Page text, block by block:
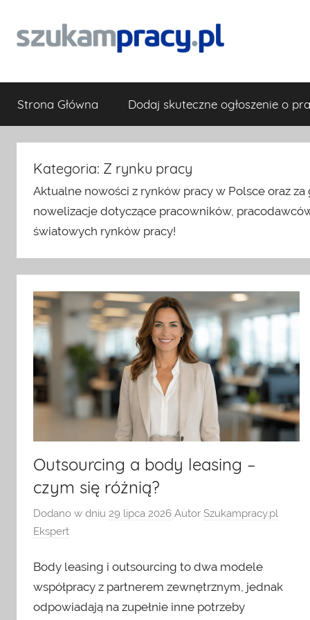
content
Blog
Szukampracy.pl
Artykuły
rynku
pracy
HR
dla
pracodawcy
blog
powstał
myślą
Pracodawcach,
Pracownikach
Kandydatach
zapoznawania
ogłoszeniami
pracę.
Można
znaleźć
artykuły
rynku
pracy,
dziedziny
zarządzania,
Strona Główna Dodaj skuteczne ogłoszenie o
Kategoria: Z rynku pracy
Aktualne nowości z rynków pracy w Polsce oraz
nowelizacje dotyczące pracowników,
światowych rynków pracy!
Outsourcing a body leasing –
czym się różnią?
Dodano w dniu 29 lipca 2026 Autor Szukampracy.pl
Ekspert
Body leasing i outsourcing to dwa modele
współpracy z partnerem zewnętrznym, jednak
odpowiadają na zupełnie inne potrzeby